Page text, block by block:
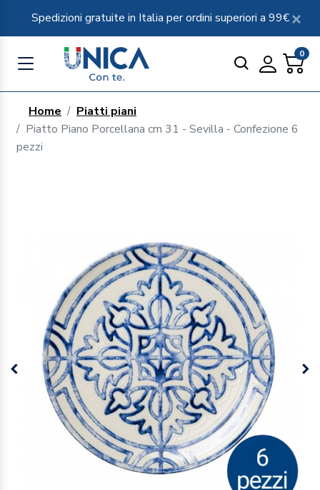
Spedizioni gratuite in Italia per ordini superiori a 99€
0
Home
Piatti piani
Piatto Piano Porcellana cm 31 - Sevilla - Confezione 6
pezzi